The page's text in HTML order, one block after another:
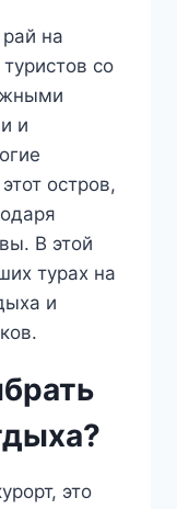
на
со
и
остров,
В этой
турах на
и
это